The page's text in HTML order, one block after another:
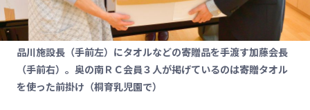
品川施設長（手前左）にタオルなどの寄贈品を手渡す加藤会長
（手前右）。奥の南ＲＣ会員３人が掲げているのは寄贈タオル
を使った前掛け（桐育乳児園で）